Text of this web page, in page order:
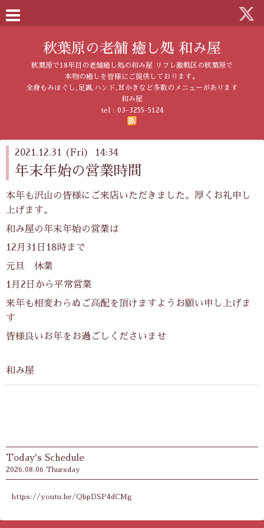
秋葉原の老舗 癒し処 和み屋
秋葉原で18年目の老舗癒し処の和み屋 リフレ激戦区の秋葉原で
本物の癒しを皆様にご提供しております。
全身もみほぐし,足裏,ハンド,耳かきなど多数のメニューがあります
和み屋
tel : 03-3255-5124
2021.12.31 (Fri) 14:34
年末年始の営業時間
本年も沢山の皆様にご来店いただきました。厚くお礼申し
上げます。
和み屋の年末年始の営業は
12月31日18時まで
元旦 休業
1月2日から平常営業
来年も相変わらぬご高配を頂けますようお願い申し上げま
す
皆様良いお年をお過ごしくださいませ
和み屋
Today's Schedule
2026.08.06 Thursday
https://youtu.be/QbpDSP4dCMg